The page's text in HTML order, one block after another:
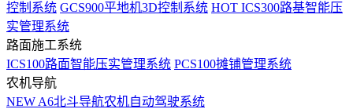
控制系统 GCS900平地机3D控制系统 HOT ICS300路基智能压
实管理系统
路面施工系统
ICS100路面智能压实管理系统 PCS100摊铺管理系统
农机导航
NEW A6北斗导航农机自动驾驶系统